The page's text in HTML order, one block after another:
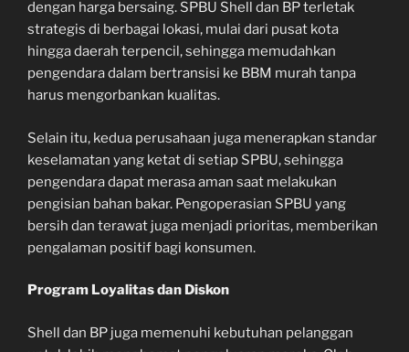
dengan harga bersaing. SPBU Shell dan BP terletak
strategis di berbagai lokasi, mulai dari pusat kota
hingga daerah terpencil, sehingga memudahkan
pengendara dalam bertransisi ke BBM murah tanpa
harus mengorbankan kualitas.
Selain itu, kedua perusahaan juga menerapkan standar
keselamatan yang ketat di setiap SPBU, sehingga
pengendara dapat merasa aman saat melakukan
pengisian bahan bakar. Pengoperasian SPBU yang
bersih dan terawat juga menjadi prioritas, memberikan
pengalaman positif bagi konsumen.
Program Loyalitas dan Diskon
Shell dan BP juga memenuhi kebutuhan pelanggan